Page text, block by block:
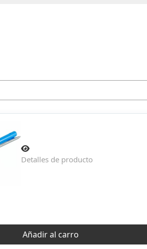
Detalles de producto
Añadir al carro